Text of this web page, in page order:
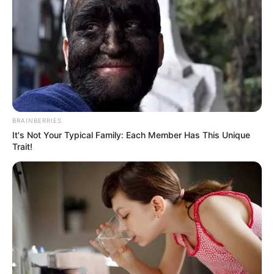
, por lo que el transporte público es el mejor
aliado para aquellos que quieran o viven en este sector.
Es así, que en Galerías las personas podrán encontrar
varios apartamentos desde los
25 metros cuadrados y
casas de más de 100, por lo que el valor del arriendo
suele depender mucho del lugar, la ubicación y otros
factores.
Inclusive, algunas páginas de arriendo inmobiliario,
constata que se pueden conseguir inmuebles en arriendo
desde los
pequeños de una sola habitación, baño, cocina, lava
ropa y poco espacio para sala.
Es importante que tenga presente que puede acudir a la
inmobiliaria o directamente con el dueño del predio para
arrendarlo. Si acude hacerlo con el propietario,tenga en
cuenta los detalles en el contrato de arrendamiento.
BRAINBERRIES
It's Not Your Typical Family: Each Member Has This Unique
Trait!